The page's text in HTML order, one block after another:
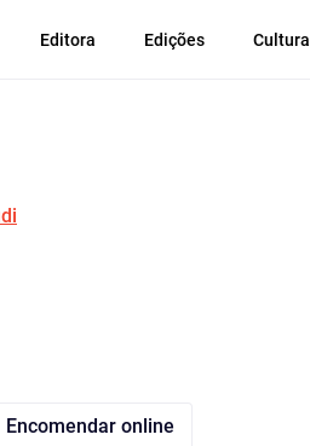
Editora Edições Cultura
Encomendar online